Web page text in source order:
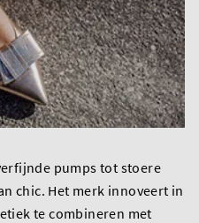
pumps tot stoere
chic. Het merk innoveert in
te combineren met